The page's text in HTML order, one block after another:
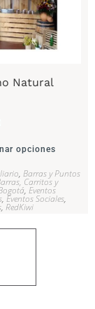
Natural
opciones
, Barras y Puntos
Carritos y
, Eventos
, Eventos Sociales,
, RedKiwi